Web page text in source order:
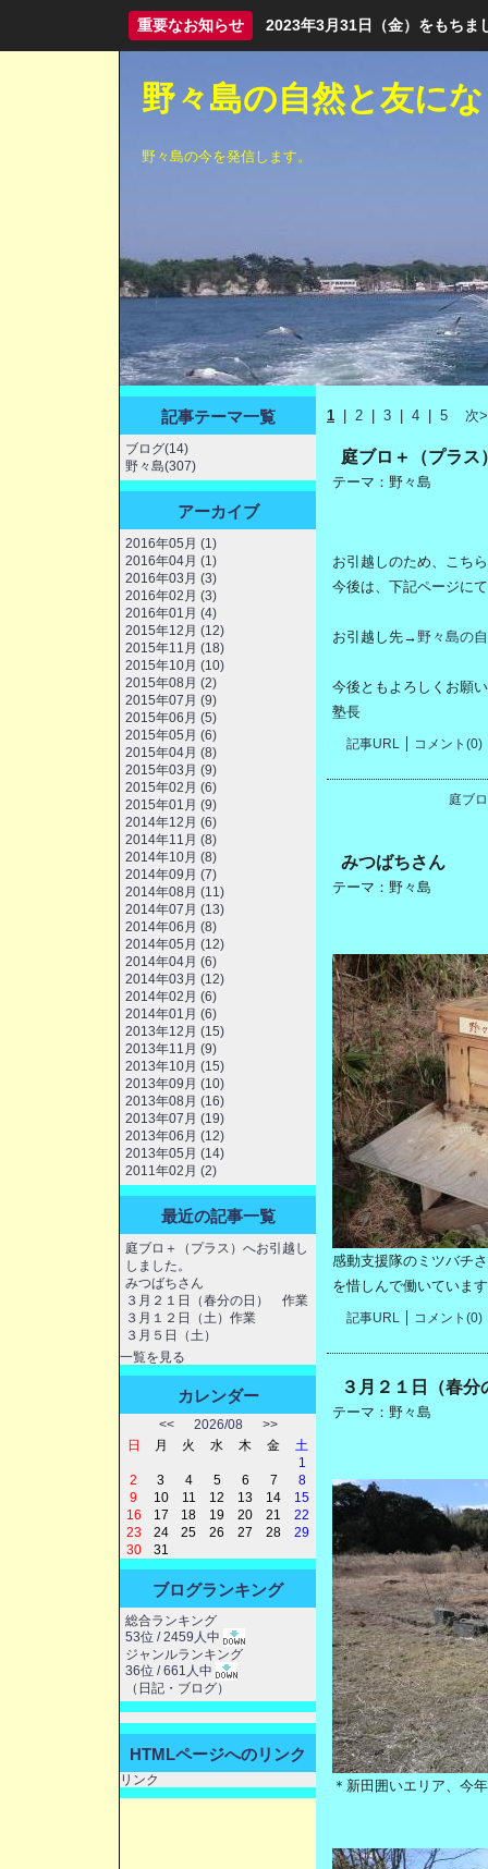
重要なお知らせ 2023年3月31日（金）をもちま
野々島の自然と友に
野々島の今を発信します。
1 2 3 4 5 次>
庭ブロ＋（プラス
テーマ： 野々島
お引越しのため、こち
今後は、下記ページに
お引越し先→野々島の
今後ともよろしくお願
塾長
記事URL コメント(0)
庭ブ
みつばちさん
テーマ： 野々島
感動支援隊のミツバチ
を惜しんで働いていま
記事URL コメント(0)
３月２１日（春
テーマ： 野々島
＊新田囲いエリ
記事テーマ一覧
ブログ(14)
野々島(307)
アーカイブ
2016年05月 (1)
2016年04月 (1)
2016年03月 (3)
2016年02月 (3)
2016年01月 (4)
2015年12月 (12)
2015年11月 (18)
2015年10月 (10)
2015年08月 (2)
2015年07月 (9)
2015年06月 (5)
2015年05月 (6)
2015年04月 (8)
2015年03月 (9)
2015年02月 (6)
2015年01月 (9)
2014年12月 (6)
2014年11月 (8)
2014年10月 (8)
2014年09月 (7)
2014年08月 (11)
2014年07月 (13)
2014年06月 (8)
2014年05月 (12)
2014年04月 (6)
2014年03月 (12)
2014年02月 (6)
2014年01月 (6)
2013年12月 (15)
2013年11月 (9)
2013年10月 (15)
2013年09月 (10)
2013年08月 (16)
2013年07月 (19)
2013年06月 (12)
2013年05月 (14)
2011年02月 (2)
最近の記事一覧
庭ブロ＋（プラス）へお引越し
しました。
みつばちさん
３月２１日（春分の日） 作業
３月１２日（土）作業
３月５日（土）
一覧を見る
カレンダー
<<2026/08 >>
日
月 火 水 木 金
土
1
2
3 4 5 6 7
8
9
10 11 12 13 14
15
16
17 18 19 20 21
22
23
24 25 26 27 28
29
30
31
ブログランキング
総合ランキング
53位 / 2459人中
ジャンルランキング
36位 / 661人中
（ 日記・ブログ）
HTMLページへのリンク
リンク